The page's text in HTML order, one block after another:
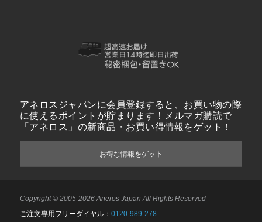
アネロスジャパンに会員登録すると、お買い物の際
に使えるポイントが貯まります！メルマガ購読で
「アネロス」の新商品・お買い得情報をゲット！
お得な情報をゲット
Copyright © 2005-2026 Aneros Japan All Rights Reserved
ご注文専用フリーダイヤル： 0120-989-278